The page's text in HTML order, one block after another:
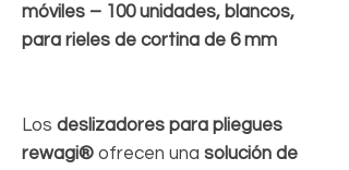
móviles – 100 unidades, blancos,
para rieles de cortina de 6 mm
Los deslizadores para pliegues
rewagi® ofrecen una solución de